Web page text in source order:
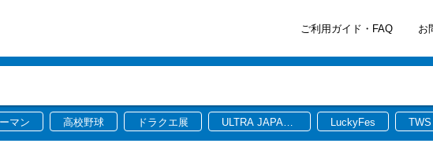
ご利用ガイド・FAQ お
マン 高校野球 ドラクエ展
ULTRA JAPAN
LuckyFes TWS